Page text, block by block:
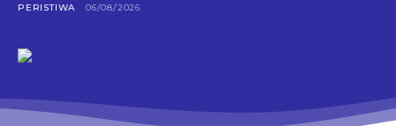
PERISTIWA 06/08/2026